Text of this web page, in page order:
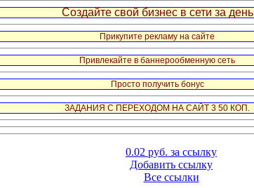
Создайте свой бизнес в сети за день
Прикупите рекламу на сайте
Привлекайте в баннерообменную сеть
Просто получить бонус
ЗАДАНИЯ С ПЕРЕХОДОМ НА САЙТ 3 50 КОП.
0.02 руб. за ссылку
Добавить ссылку
Все ссылки